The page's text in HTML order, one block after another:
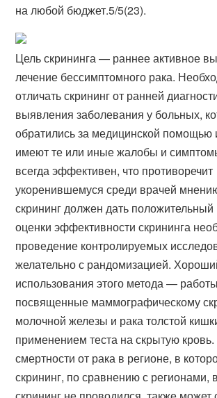
на любой бюджет.5/5(23).
Цель скрининга — раннее активное
лечение бессимптомного рака.
отличать скрининг от ранней
выявления заболевания у больных,
обратились за медицинской помощью
имеют те или иные жалобы и
всегда эффективен, что противоречит
укоренившемуся среди врачей
скрининг должен дать положительный
оценки эффективности скрининга
проведение контролируемых
желательно с рандомизацией.
использования этого метода —
посвященные маммографическому
молочной железы и рака толстой
применением теста на скрытую
смертности от рака в регионе, в
скрининг, по сравнению с регионами,